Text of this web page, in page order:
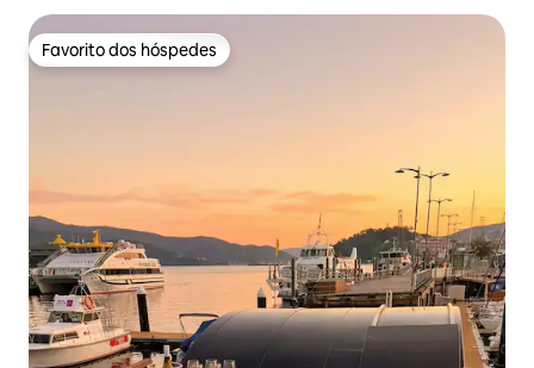
Favorito dos hóspedes
Favorito dos hóspedes